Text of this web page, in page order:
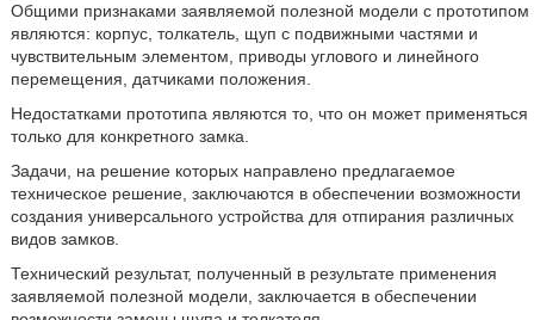
Общими признаками заявляемой полезной модели с прототипом
являются: корпус, толкатель, щуп с подвижными частями и
чувствительным элементом, приводы углового и линейного
перемещения, датчиками положения.
Недостатками прототипа являются то, что он может применяться
только для конкретного замка.
Задачи, на решение которых направлено предлагаемое
техническое решение, заключаются в обеспечении возможности
создания универсального устройства для отпирания различных
видов замков.
Технический результат, полученный в результате применения
заявляемой полезной модели, заключается в обеспечении